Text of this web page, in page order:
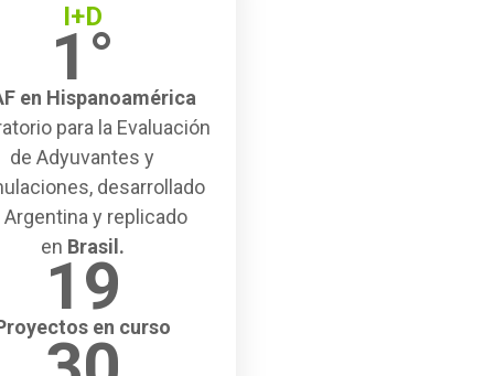
I+D
1°
en Hispanoamérica
para la Evaluación
de Adyuvantes y
desarrollado
Argentina y replicado
en Brasil.
19
en curso